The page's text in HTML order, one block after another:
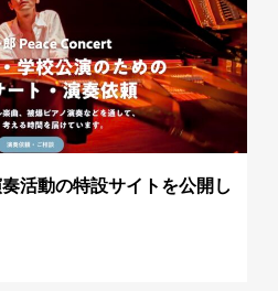
活動の特設サイトを公開し